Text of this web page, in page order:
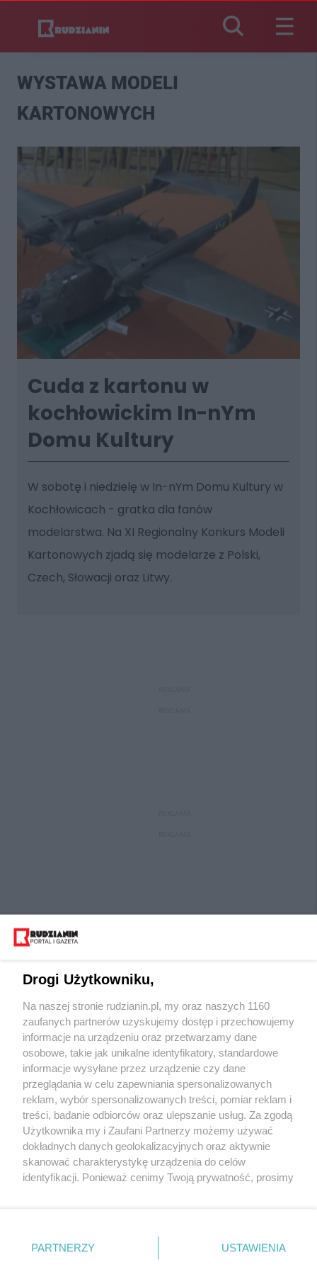
WYSTAWA MODELI
KARTONOWYCH
Cuda z kartonu w
kochłowickim In-nYm
Domu Kultury
W sobotę i niedzielę w In-nYm Domu Kultury w
Kochłowicach - gratka dla fanów
modelarstwa. Na XI Regionalny Konkurs Modeli
Kartonowych zjadą się modelarze z Polski,
Czech, Słowacji oraz Litwy.
Wydawca mediów lokalnych
Nie zapomnij
zapoznać się z:
polityką prywatności regulamin korzystania z portali
Twojemiasto
Piekary Śląskie
Chorzów
Tarnowskie Góry
Gliwice
Skontaktuj sięz nami
Kontakt
Wydawca
Redakcja
Drogi Użytkowniku,
Na naszej stronie rudzianin.pl, my oraz naszych 1160
zaufanych partnerów uzyskujemy dostęp i przechowujemy
informacje na urządzeniu oraz przetwarzamy dane
osobowe, takie jak unikalne identyfikatory, standardowe
informacje wysyłane przez urządzenie czy dane
przeglądania w celu zapewniania spersonalizowanych
reklam, wybór spersonalizowanych treści, pomiar reklam i
treści, badanie odbiorców oraz ulepszanie usług. Za zgodą
Użytkownika my i Zaufani Partnerzy możemy używać
dokładnych danych geolokalizacyjnych oraz aktywnie
skanować charakterystykę urządzenia do celów
identyfikacji. Ponieważ cenimy Twoją prywatność, prosimy
prywatności znajdujący się w lewym dolnym rogu strony
. Niektóre rodzaje przetwarzania danych nie wymagają
PARTNERZY USTAWIENIA